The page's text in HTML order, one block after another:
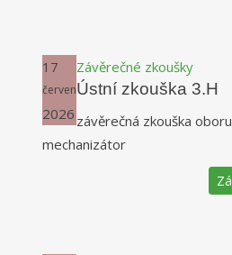
17
červen
2026
Závěrečné zkoušky
Ústní zkouška 3.H
závěrečná zkouška
mechanizátor